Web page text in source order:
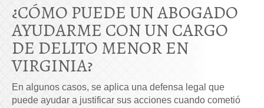
¿CÓMO PUEDE UN ABOGADO
AYUDARME CON UN CARGO
DE DELITO MENOR EN
VIRGINIA?
En algunos casos, se aplica una defensa legal que
puede ayudar a justificar sus acciones cuando cometió